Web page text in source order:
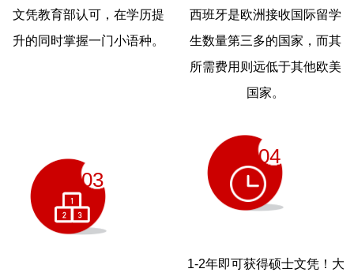
文凭教育部认可，在学历提
升的同时掌握一门小语种。
西班牙是欧洲接收国际留学
生数量第三多的国家，而其
所需费用则远低于其他欧美
国家。
03
1-2年即可获得硕士文凭！大
04